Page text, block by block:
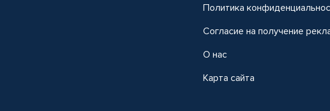
Политика
Согласие на получение
О нас
Карта сайта